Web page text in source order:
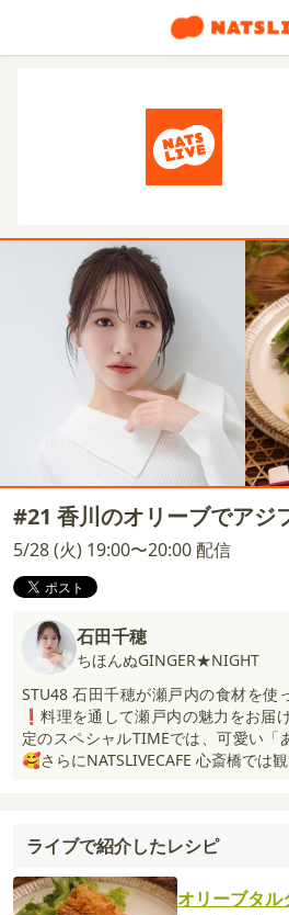
#21 香川のオリーブでアジ
5/28 (火) 19:00〜20:00 配信
石田千穂
ちほんぬGINGER★NIGHT
STU48 石田千穂が瀬戸内の食材を使
❗️料理を通して瀬戸内の魅力をお届
定のスペシャルTIMEでは、可愛い「
🥰さらにNATSLIVECAFE 心斎橋では
ライブで紹介したレシピ
オリーブタル